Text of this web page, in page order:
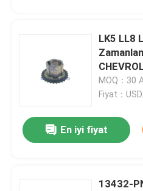
LK5 LL8
SAAB
MOQ：30
Fiyat：
En iyi fiyat
13432-